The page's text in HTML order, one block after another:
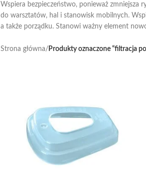
Wspiera bezpieczeństwo, ponieważ zmniejsza
do warsztatów, hal i stanowisk mobilnych.
a także porządku. Stanowi ważny element
Strona główna/ Produkty oznaczone “filtracja